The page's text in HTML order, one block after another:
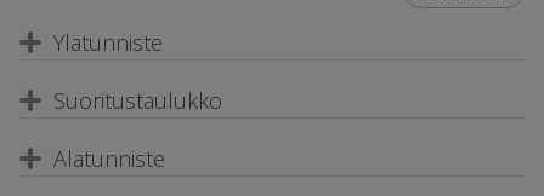
Ylätunniste
Suoritustaulukko
Alatunniste